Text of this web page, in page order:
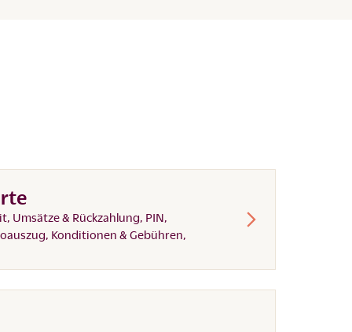
Umsätze & Rückzahlung, PIN,
Konditionen & Gebühren,